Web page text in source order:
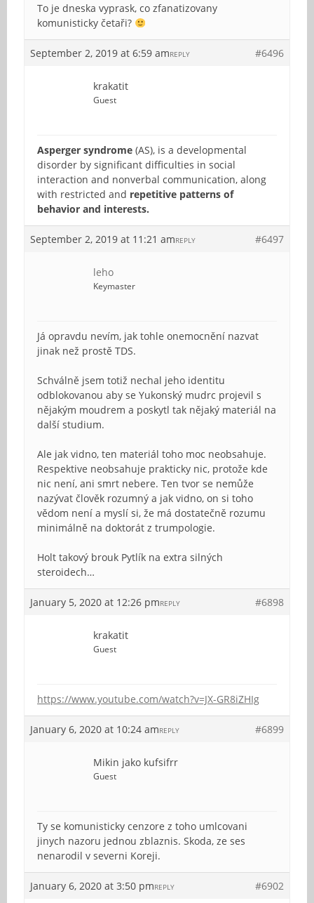
To je dneska vyprask, co zfanatizovany
komunisticky četaři?
September 2, 2019 at 6:59 am #6496
REPLY
krakatit
Guest
Asperger syndrome (AS), is a developmental
disorder by significant difficulties in social
interaction and nonverbal communication, along
with restricted and repetitive patterns of
behavior and interests.
September 2, 2019 at 11:21 am #6497
REPLY
leho
Keymaster
Já opravdu nevím, jak tohle onemocnění nazvat
jinak než prostě TDS.
Schválně jsem totiž nechal jeho identitu
odblokovanou aby se Yukonský mudrc projevil s
nějakým moudrem a poskytl tak nějaký materiál na
další studium.
Ale jak vidno, ten materiál toho moc neobsahuje.
Respektive neobsahuje prakticky nic, protože kde
nic není, ani smrt nebere. Ten tvor se nemůže
nazývat člověk rozumný a jak vidno, on si toho
vědom není a myslí si, že má dostatečně rozumu
minimálně na doktorát z trumpologie.
Holt takový brouk Pytlík na extra silných
steroidech…
January 5, 2020 at 12:26 pm #6898
REPLY
krakatit
Guest
https://www.youtube.com/watch?v=JX-GR8iZHIg
January 6, 2020 at 10:24 am #6899
REPLY
Mikin jako kufsifrr
Guest
Ty se komunisticky cenzore z toho umlcovani
jinych nazoru jednou zblaznis. Skoda, ze ses
nenarodil v severni Koreji.
January 6, 2020 at 3:50 pm #6902
REPLY